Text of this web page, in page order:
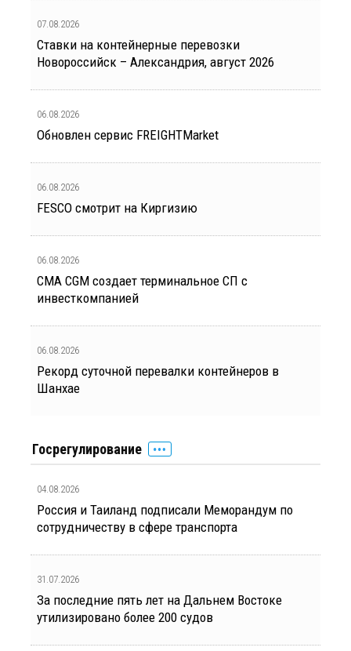
07.08.2026
Ставки на контейнерные перевозки
Новороссийск – Александрия, август 2026
06.08.2026
Обновлен сервис FREIGHTMarket
06.08.2026
FESCO смотрит на Киргизию
06.08.2026
CMA CGM создает терминальное СП с
инвесткомпанией
06.08.2026
Рекорд суточной перевалки контейнеров в
Шанхае
Госрегулирование
04.08.2026
Россия и Таиланд подписали Меморандум по
сотрудничеству в сфере транспорта
31.07.2026
За последние пять лет на Дальнем Востоке
утилизировано более 200 судов